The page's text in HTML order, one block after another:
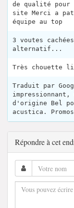
de qualité
site Merci a
équipe au top
3 voutes
alternatif...
Très chouette
Traduit par
d'origine Bel
acustica.
Répondre à cet